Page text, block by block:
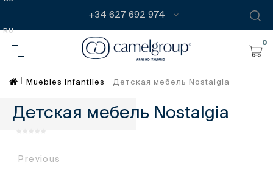
RU
+34 627 692 974
0
Muebles infantiles Детская мебель Nostalgia
Детская мебель Nostalgia
Previous